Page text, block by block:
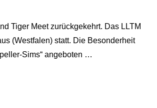
Tiger Meet zurückgekehrt. Das LLTM
(Westfalen) statt. Die Besonderheit
Sims“ angeboten …